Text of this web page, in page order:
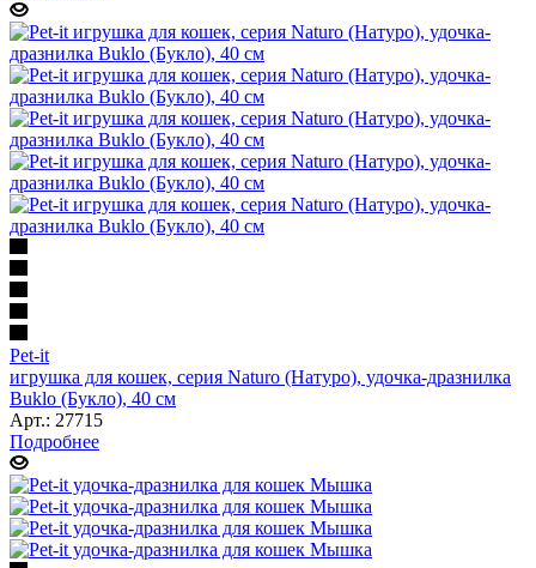
Pet-it
игрушка для кошек, серия Naturo (Натуро), удочка-дразнилка
Buklo (Букло), 40 см
Арт.: 27715
Подробнее